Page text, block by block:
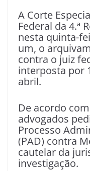
A Corte
Federal da 4.ª
nesta quinta-
um, o
contra o juiz
interposta por
abril.
De acordo
advogados
Processo
(PAD) contra
cautelar da
investigação.